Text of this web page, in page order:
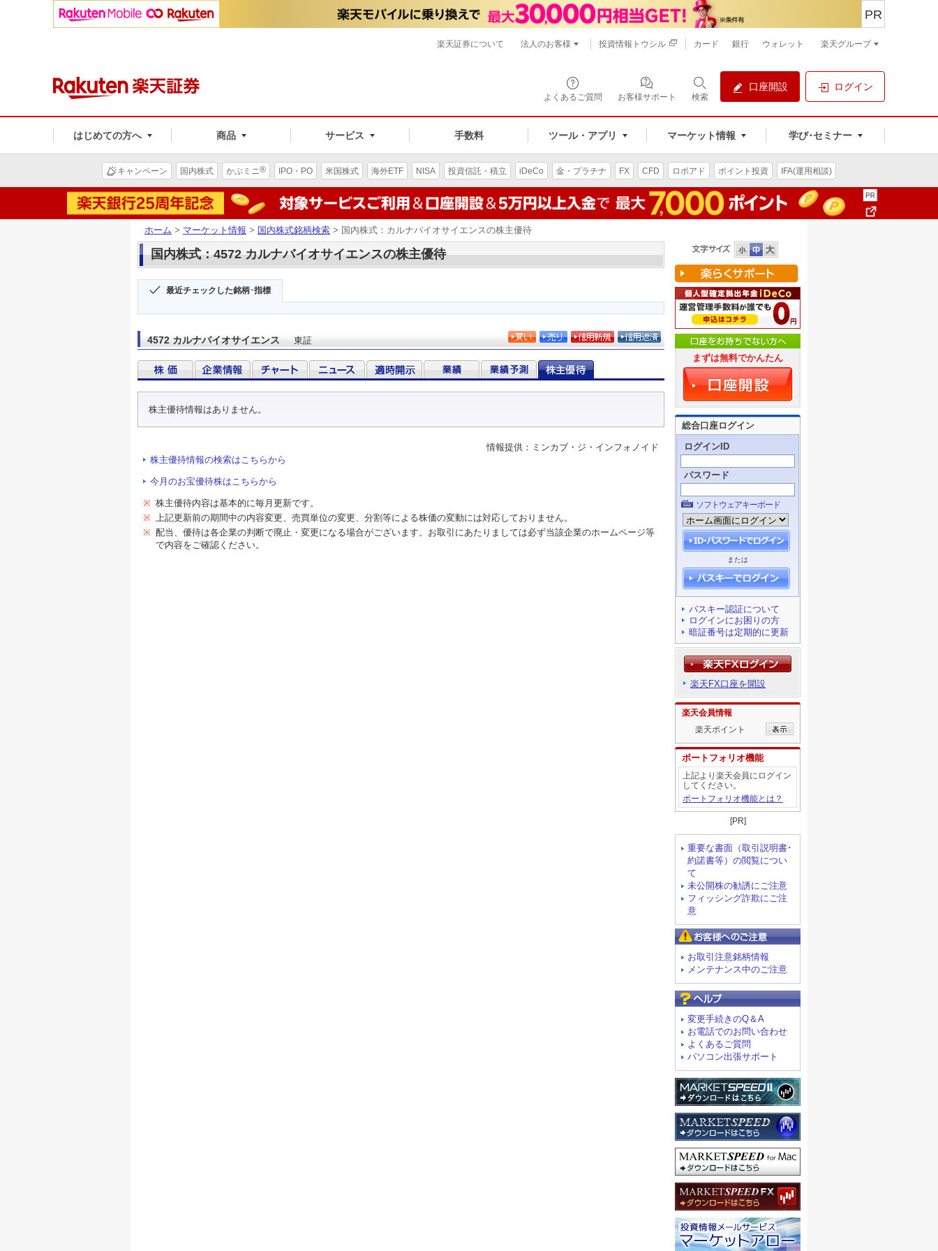
よくあるご質問 お客様サポート 検索
口座開設 ログイン
はじめての方へ 商品 サービス 手数料 ツール・アプリ マーケット情報 学び･セミナー
PR
楽天証券について 法人のお客様 投資情報トウシル カード 銀行 ウォレット 楽天グループ
キャンペーン 国内株式 かぶミニ® IPO・PO 米国株式 海外ETF NISA 投資信託・積立 iDeCo 金・プラチナ FX CFD ロボアド ポイント投資 IFA(運用相談)
ホーム > マーケット情報 > 国内株式銘柄検索 > 国内株式：カルナバイオサイエンスの株主優待
国内株式：4572 カルナバイオサイエンスの株主優待
最近チェックした銘柄･指標
4572 カルナバイオサイエンス 東証
株主優待情報はありません。
情報提供：ミンカブ・ジ・インフォノイド
株主優待情報の検索はこちらから
今月のお宝優待株はこちらから
※ 株主優待内容は基本的に毎月更新です。
※ 上記更新前の期間中の内容変更、売買単位の変更、分割等による株価の変動には対応しておりません。
※ 配当、優待は各企業の判断で廃止・変更になる場合がございます。お取引にあたりましては必ず当該企業のホームページ等
で内容をご確認ください。
まずは無料でかんたん
総合口座ログイン
ログインID
パスワード
ソフトウェアキーボード
または
パスキー認証について
ログインにお困りの方
暗証番号は定期的に更新
楽天FX口座を開設
楽天会員情報
楽天ポイント
ポートフォリオ機能
上記より楽天会員にログイン
してください。
ポートフォリオ機能とは？
[PR]
重要な書面（取引説明書･
約諾書等）の閲覧につい
て
未公開株の勧誘にご注意
フィッシング詐欺にご注
意
お取引注意銘柄情報
メンテナンス中のご注意
変更手続きのQ＆A
お電話でのお問い合わせ
よくあるご質問
パソコン出張サポート